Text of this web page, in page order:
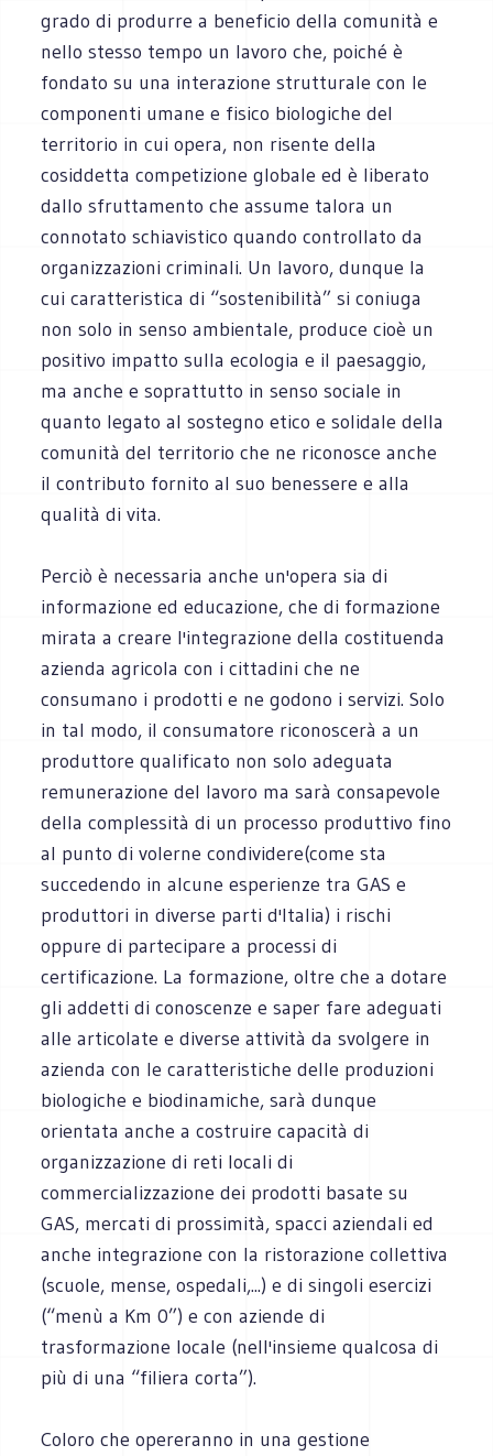
grado di produrre a beneficio della comunità e
nello stesso tempo un lavoro che, poiché è
fondato su una interazione strutturale con le
componenti umane e fisico biologiche del
territorio in cui opera, non risente della
cosiddetta competizione globale ed è liberato
dallo sfruttamento che assume talora un
connotato schiavistico quando controllato da
organizzazioni criminali. Un lavoro, dunque la
cui caratteristica di “sostenibilità” si coniuga
non solo in senso ambientale, produce cioè un
positivo impatto sulla ecologia e il paesaggio,
ma anche e soprattutto in senso sociale in
quanto legato al sostegno etico e solidale della
comunità del territorio che ne riconosce anche
il contributo fornito al suo benessere e alla
qualità di vita.
Perciò è necessaria anche un'opera sia di
informazione ed educazione, che di formazione
mirata a creare l'integrazione della costituenda
azienda agricola con i cittadini che ne
consumano i prodotti e ne godono i servizi. Solo
in tal modo, il consumatore riconoscerà a un
produttore qualificato non solo adeguata
remunerazione del lavoro ma sarà consapevole
della complessità di un processo produttivo fino
al punto di volerne condividere(come sta
succedendo in alcune esperienze tra GAS e
produttori in diverse parti d'Italia) i rischi
oppure di partecipare a processi di
certificazione. La formazione, oltre che a dotare
gli addetti di conoscenze e saper fare adeguati
alle articolate e diverse attività da svolgere in
azienda con le caratteristiche delle produzioni
biologiche e biodinamiche, sarà dunque
orientata anche a costruire capacità di
organizzazione di reti locali di
commercializzazione dei prodotti basate su
GAS, mercati di prossimità, spacci aziendali ed
anche integrazione con la ristorazione collettiva
(scuole, mense, ospedali,...) e di singoli esercizi
(“menù a Km 0”) e con aziende di
trasformazione locale (nell'insieme qualcosa di
più di una “filiera corta”).
Coloro che opereranno in una gestione